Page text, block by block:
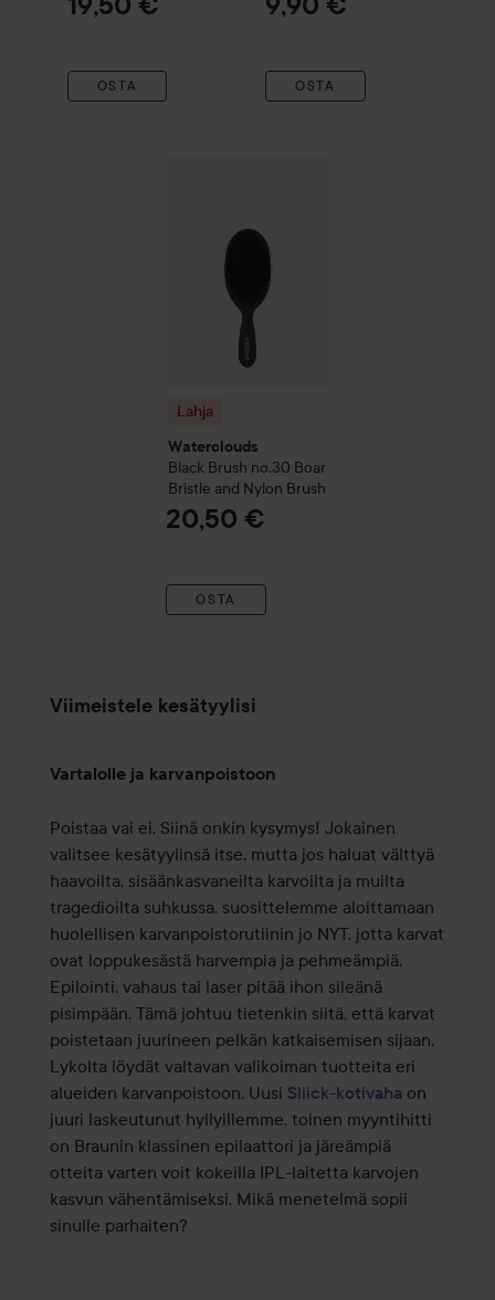
OSTA OSTA
Lahja
Waterclouds
Black Brush no.30 Boar
Bristle and Nylon Brush
20,50 €
OSTA
Viimeistele kesätyylisi
Vartalolle ja karvanpoistoon
Poistaa vai ei. Siinä onkin kysymys! Jokainen
valitsee kesätyylinsä itse, mutta jos haluat välttyä
haavoilta, sisäänkasvaneilta karvoilta ja muilta
tragedioilta suhkussa, suosittelemme aloittamaan
huolellisen karvanpoistorutiinin jo NYT, jotta karvat
ovat loppukesästä harvempia ja pehmeämpiä.
Epilointi, vahaus tai laser pitää ihon sileänä
pisimpään. Tämä johtuu tietenkin siitä, että karvat
poistetaan juurineen pelkän katkaisemisen sijaan.
Lykolta löydät valtavan valikoiman tuotteita eri
alueiden karvanpoistoon. Uusi Sliick-kotivaha on
juuri laskeutunut hyllyillemme, toinen myyntihitti
on Braunin klassinen epilaattori ja järeämpiä
otteita varten voit kokeilla IPL-laitetta karvojen
kasvun vähentämiseksi. Mikä menetelmä sopii
sinulle parhaiten?